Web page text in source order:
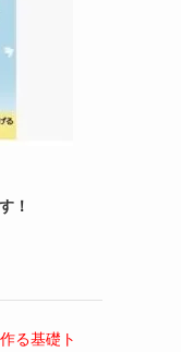
！
る基礎ト